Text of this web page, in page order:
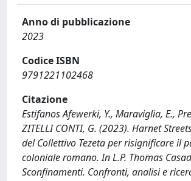
Anno di pubblicazione
2023
Codice ISBN
9791221102468
Citazione
Estifanos Afewerki, Y., Maraviglia, E.,
ZITELLI CONTI, G. (2023). Harnet
del Collettivo Tezeta per risignificare il
coloniale romano. In L.P. Thomas
Sconfinamenti. Confronti, analisi e